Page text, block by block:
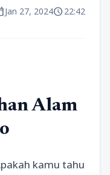
Jan 27, 2024schedule22:42
Alam
kamu tahu